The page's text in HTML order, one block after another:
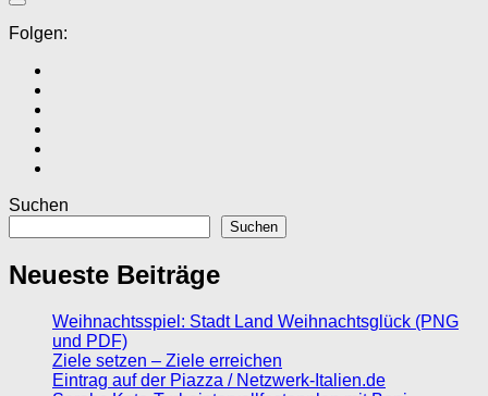
Folgen:
Suchen
Suchen
Neueste Beiträge
Weihnachtsspiel: Stadt Land Weihnachtsglück (PNG
und PDF)
Ziele setzen – Ziele erreichen
Eintrag auf der Piazza / Netzwerk-Italien.de